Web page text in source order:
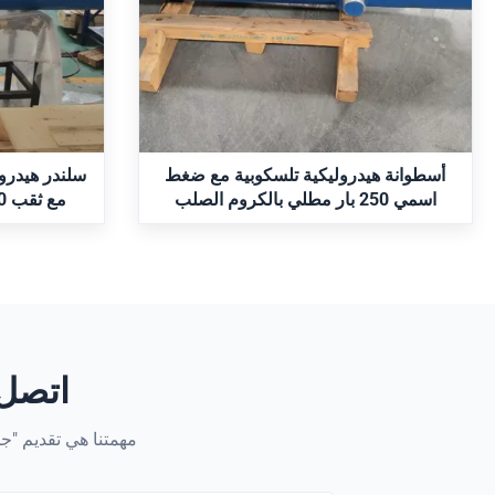
أسطوانة هيدروليكية تلسكوبية مع ضغط
اسمي 250 بار مطلي بالكروم الصلب
أسطوانة هيدروليكية تلسكوبية متعددة المراحل
مع تركيب مرتكز الدوران MT4. يتميز بتصميم
متداخل بدقة للسكتة الدماغية الطويلة من
الطول المدمج، وكثافة عالية القوة للرفع
الثقيل، وطلاء الكروم الصلب لمقاومة التآكل،
وأختام متخصصة لمنع التسرب. مثالية للآلات
الصناعية ومعدات التعدين.
احصل على أفضل سعر
سلندر
أسطوانة مطحنة الخدمة الشاقة CDH1 MP5
160/110-840 مع التوافق مع ISO 6022. يتميز
بمستشعر
وضغط اسمي 250
القاسية. قابلة للتبديل بنسبة 100% مع
مهمتنا هي تقديم